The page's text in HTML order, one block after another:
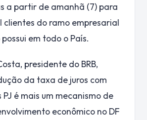
a partir de amanhã (7) para
clientes do ramo empresarial
em todo o País.
presidente do BRB,
da taxa de juros com
é mais um mecanismo de
econômico no DF